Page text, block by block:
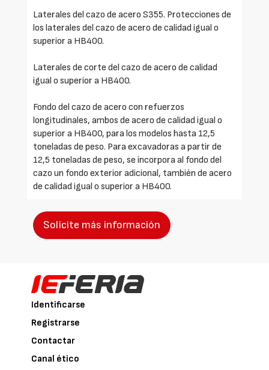
Laterales del cazo de acero S355. Protecciones de
los laterales del cazo de acero de calidad igual o
superior a HB400.
Laterales de corte del cazo de acero de calidad
igual o superior a HB400.
Fondo del cazo de acero con refuerzos
longitudinales, ambos de acero de calidad igual o
superior a HB400, para los modelos hasta 12,5
toneladas de peso. Para excavadoras a partir de
12,5 toneladas de peso, se incorpora al fondo del
cazo un fondo exterior adicional, también de acero
de calidad igual o superior a HB400.
Solicite más información
Identificarse
Registrarse
Contactar
Canal ético